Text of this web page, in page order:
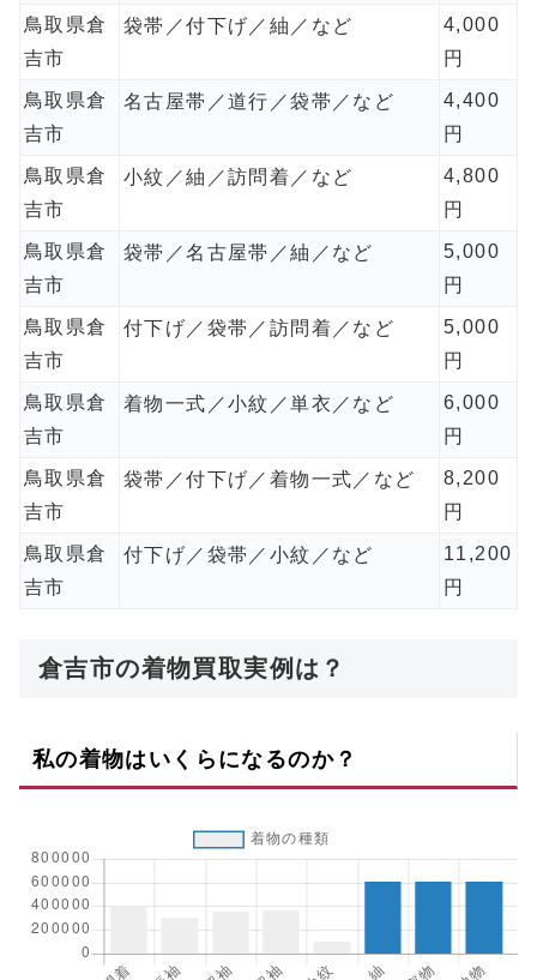
鳥取県倉
吉市
袋帯／付下げ／紬／など
4,000
円
鳥取県倉
吉市
名古屋帯／道行／袋帯／など
4,400
円
鳥取県倉
吉市
小紋／紬／訪問着／など
4,800
円
鳥取県倉
吉市
袋帯／名古屋帯／紬／など
5,000
円
鳥取県倉
吉市
付下げ／袋帯／訪問着／など
5,000
円
鳥取県倉
吉市
着物一式／小紋／単衣／など
6,000
円
鳥取県倉
吉市
袋帯／付下げ／着物一式／など
8,200
円
鳥取県倉
吉市
付下げ／袋帯／小紋／など
11,200
円
倉吉市の着物買取実例は？
私の着物はいくらになるのか？